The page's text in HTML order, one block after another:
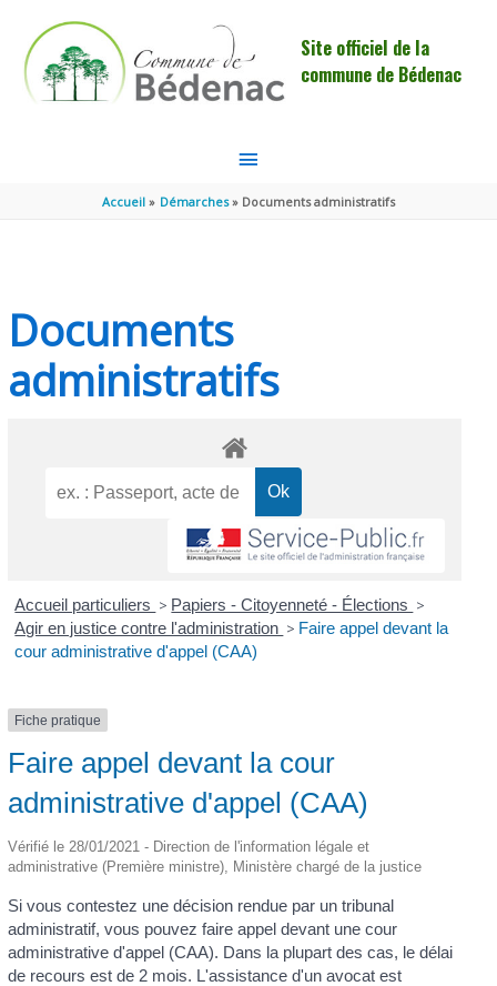
Site officiel de la
commune de Bédenac
MENU
PRINCIPAL
Accueil Démarches Documents administratifs
Documents
administratifs
Accueil particuliers > Papiers - Citoyenneté - Élections >
Agir en justice contre l'administration > Faire appel devant la
cour administrative d'appel (CAA)
Fiche pratique
Faire appel devant la cour
administrative d'appel (CAA)
Vérifié le 28/01/2021 - Direction de l'information légale et
administrative (Première ministre), Ministère chargé de la justice
Si vous contestez une décision rendue par un tribunal
administratif, vous pouvez faire appel devant une cour
administrative d'appel (CAA). Dans la plupart des cas, le délai
de recours est de 2 mois. L'assistance d'un avocat est